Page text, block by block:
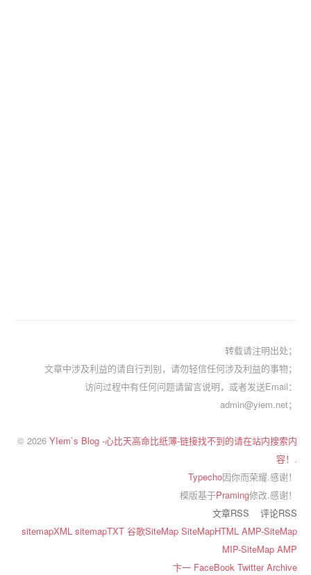
转载请注明出处；
文章中涉及利益的请自行判别，请勿轻信任何涉及利益的事物；
访问过程中有任何问题请留言说明，或者发送Email：
admin@yiem.net；
© 2026 YIem`s Blog -心比天高命比纸薄-链接找不到的请在站内搜索内
容！ .
Typecho因你而荣耀.感谢！
模版基于Praming修改.感谢！
文章RSS
评论RSS
sitemapXML sitemapTXT 谷歌SiteMap SiteMapHTML AMP-SiteMap
MIP-SiteMap AMP
卞一 FaceBook TwitterArchive